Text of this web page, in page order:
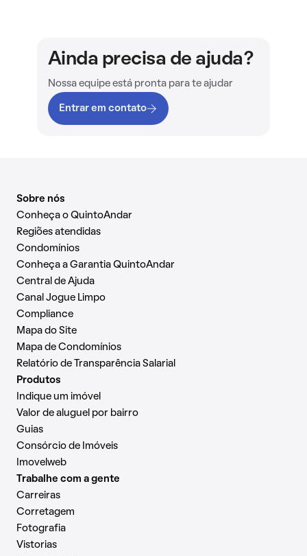
Ainda precisa de ajuda?
Nossa equipe está pronta para te ajudar
Entrar em contato
Sobre nós
Conheça o QuintoAndar
Regiões atendidas
Condomínios
Conheça a Garantia QuintoAndar
Central de Ajuda
Canal Jogue Limpo
Compliance
Mapa do Site
Mapa de Condomínios
Relatório de Transparência Salarial
Produtos
Indique um imóvel
Valor de aluguel por bairro
Guias
Consórcio de Imóveis
Imovelweb
Trabalhe com a gente
Carreiras
Corretagem
Fotografia
Vistorias